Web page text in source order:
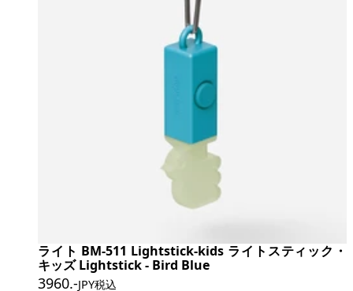
ライト BM-511 Lightstick-kids ライトスティック・
キッズ Lightstick - Bird Blue
3960.-JPY税込